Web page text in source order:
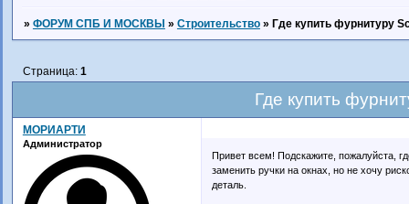
» ФОРУМ СПБ И МОСКВЫ » Строительство » Где купить фурнитуру
Где купить
Страница: 1
МОРИАРТИ
Администратор
Привет всем! Подскажите, пожалуйста,
заменить ручки на окнах, но не хочу
деталь.